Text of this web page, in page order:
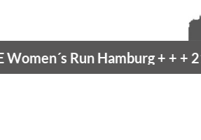
Run Hamburg+ + +21.